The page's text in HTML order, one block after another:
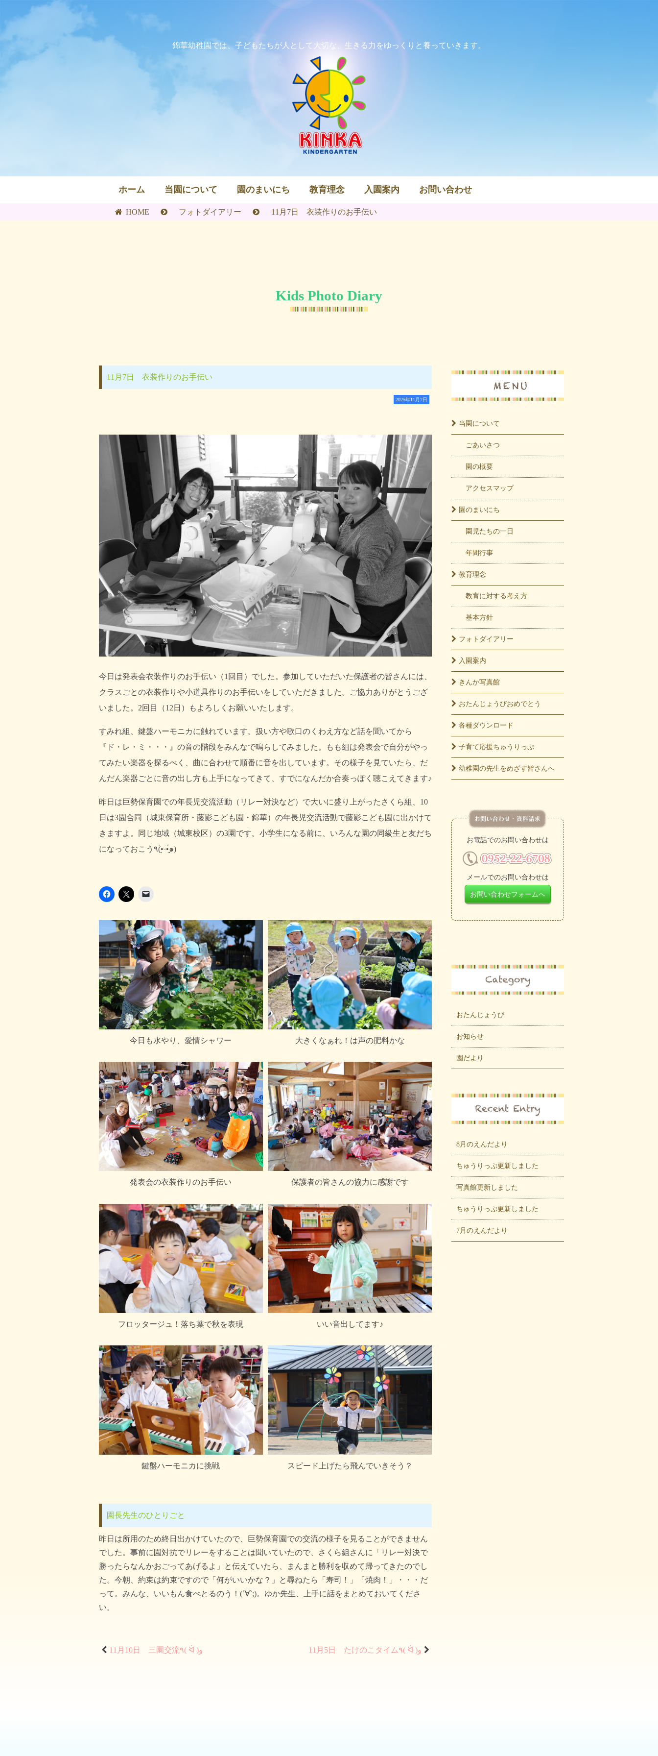
錦華幼稚園では、子どもたちが人として大切な、生きる力をゆっくりと養っていきます。
ホーム 当園について 園のまいにち 教育理念 入園案内 お問い合わせ
HOME フォトダイアリー 11月7日 衣装作りのお手伝い
Kids Photo Diary
11月7日 衣装作りのお手伝い
2025年11月7日
今日は発表会衣装作りのお手伝い（1回目）でした。参加していただいた保護者の皆さんには、
クラスごとの衣装作りや小道具作りのお手伝いをしていただきました。ご協力ありがとうござ
いました。2回目（12日）もよろしくお願いいたします。
すみれ組、鍵盤ハーモニカに触れています。扱い方や歌口のくわえ方など話を聞いてから
『ド・レ・ミ・・・』の音の階段をみんなで鳴らしてみました。もも組は発表会で自分がやっ
てみたい楽器を探るべく、曲に合わせて順番に音を出しています。その様子を見ていたら、だ
んだん楽器ごとに音の出し方も上手になってきて、すでになんだか合奏っぽく聴こえてきます♪
昨日は巨勢保育園での年長児交流活動（リレー対決など）で大いに盛り上がったさくら組、10
日は3園合同（城東保育所・藤影こども園・錦華）の年長児交流活動で藤影こども園に出かけて
きますよ。同じ地域（城東校区）の3園です。小学生になる前に、いろんな園の同級生と友だち
になっておこう٩(•̤̀ᵕ•̤́๑)
今日も水やり、愛情シャワー 大きくなぁれ！は声の肥料かな
発表会の衣装作りのお手伝い 保護者の皆さんの協力に感謝です
フロッタージュ！落ち葉で秋を表現 いい音出してます♪
鍵盤ハーモニカに挑戦 スピード上げたら飛んでいきそう？
園長先生のひとりごと
昨日は所用のため終日出かけていたので、巨勢保育園での交流の様子を見ることができません
でした。事前に園対抗でリレーをすることは聞いていたので、さくら組さんに「リレー対決で
勝ったらなんかおごってあげるよ」と伝えていたら、まんまと勝利を収めて帰ってきたのでし
た。今朝、約束は約束ですので「何がいいかな？」と尋ねたら「寿司！」「焼肉！」・・・だ
って。みんな、いいもん食べとるのう！(´∀`;)。ゆか先生、上手に話をまとめておいてくださ
い。
11月10日 三園交流٩( ᐛ )و 11月5日 たけのこタイム٩( ᐛ )و
当園について
ごあいさつ
園の概要
アクセスマップ
園のまいにち
園児たちの一日
年間行事
教育理念
教育に対する考え方
基本方針
フォト ダイアリー
入園案内
きんか写真館
おたんじょうびおめでとう
各種ダウンロード
子育て応援ちゅうりっぷ
幼稚園の先生をめざす皆さんへ
お電話でのお問い合わせは
メールでのお問い合わせは
お問い合わせフォームへ
おたんじょうび
お知らせ
園だより
8月のえんだより
ちゅうりっぷ更新しました
写真館更新しました
ちゅうりっぷ更新しました
7月のえんだより